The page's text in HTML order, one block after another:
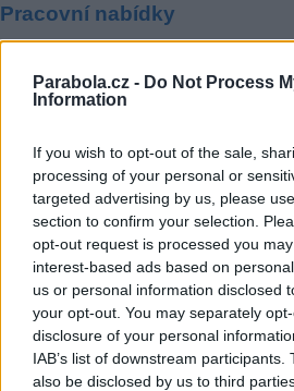
Parabola.cz - Do Not Process
Information
If you wish to opt-out of the sale,
processing of your personal or
targeted advertising by us, please
section to confirm your selection.
opt-out request is processed you
interest-based ads based on
us or personal information disclosed
your opt-out. You may separately
disclosure of your personal
IAB’s list of downstream
also be disclosed by us to third
Pracovní nabídky
Bosch Powertrain s.r.o.
48.400 Kč • příspěvek na ubytování
07.08.2026 -
07.08.2026 - Specialista pro
Klementa 869, Mladá Boleslav II)
06.08.2026 -
Bosch Powertrain s.r.o.
Kč • náborový bonus 50.000 Kč •
Jihlava)
06.08.2026 -Bosch Powertrain s.r.o. •
týdenní zálohy na mzdu 2.000 Kč
... další nabídky zaměstnání
Vybrané